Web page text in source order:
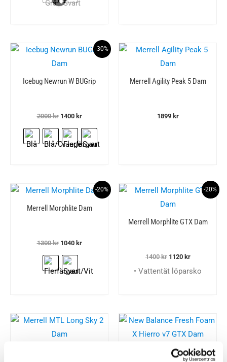
-30%
Icebug Newrun W BUGrip
2000kr Det
priset
var:
2000 kr.
1400 krDet
priset
är:
1400 kr.
Merrell Agility Peak 5 Dam
1899 kr
-20%
Merrell Morphlite Dam
1300kr Det
priset
var:
1300 kr.
1040 krDet
är:
-20%
Merrell Morphlite GTX Dam
1400kr Det
priset
1120 krDet
priset
• Vattentät löparsko
New Balance Fresh Foam